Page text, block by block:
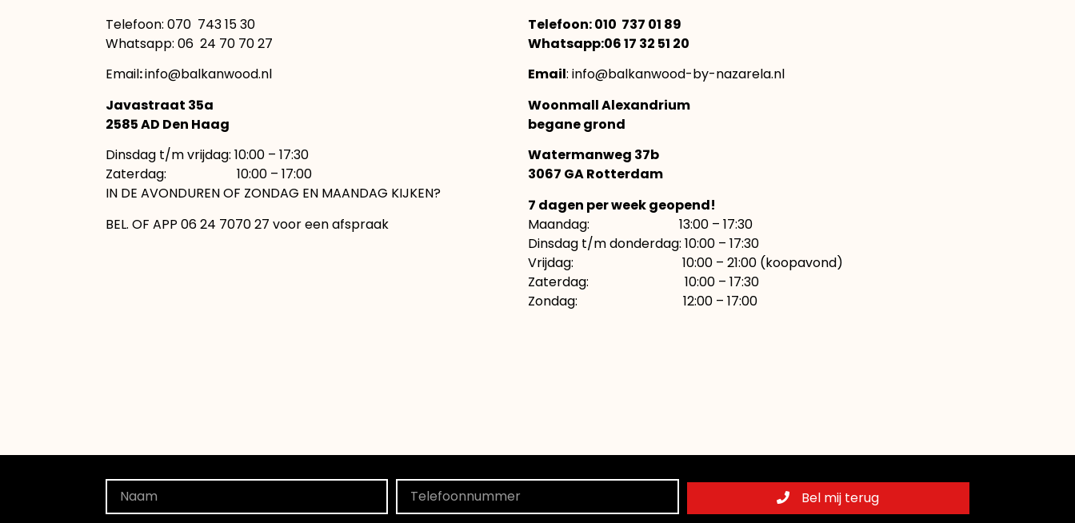
Telefoon: 070 743 15 30
Whatsapp: 06 24 70 70 27
Email:info@balkanwood.nl
Javastraat 35a
2585 AD Den Haag
Dinsdag t/m vrijdag: 10:00 – 17:30
Zaterdag: 10:00 – 17:00
IN DE AVONDUREN OF ZONDAG EN MAANDAG KIJKEN?
BEL. OF APP 06 24 7070 27 voor een afspraak
Telefoon:010 737 01 89
Whatsapp:06 17 32 51 20
Email: info@balkanwood-by-nazarela.nl
Woonmall Alexandrium
begane grond
Watermanweg 37b
3067 GA Rotterdam
7 dagen per week geopend!
Maandag: 13:00 – 17:30
Dinsdag t/m donderdag: 10:00 – 17:30
Vrijdag: 10:00 – 21:00 (koopavond)
Zaterdag: 10:00 – 17:30
Zondag: 12:00 – 17:00
Bel mij terug